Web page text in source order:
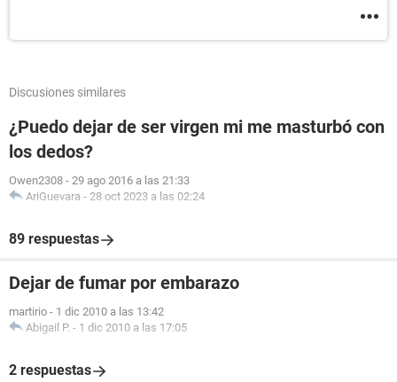
Discusiones similares
¿Puedo dejar de ser virgen mi me masturbó con
los dedos?
Owen2308 - 29 ago 2016 a las 21:33
AriGuevara - 28 oct 2023 a las 02:24
89 respuestas
Dejar de fumar por embarazo
martirio - 1 dic 2010 a las 13:42
Abigail P. - 1 dic 2010 a las 17:05
2 respuestas